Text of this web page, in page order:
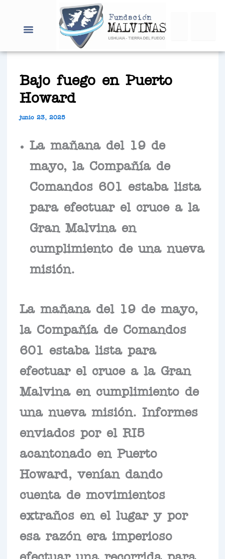
contenido
Bajo fuego en Puerto
Howard
junio 23, 2025
La mañana del 19 de
mayo, la Compañía de
Comandos 601 estaba lista
para efectuar el cruce a la
Gran Malvina en
cumplimiento de una nueva
misión.
La mañana del 19 de mayo,
la Compañía de Comandos
601 estaba lista para
efectuar el cruce a la Gran
Malvina en cumplimiento de
una nueva misión. Informes
enviados por el RI5
acantonado en Puerto
Howard, venían dando
cuenta de movimientos
extraños en el lugar y por
esa razón era imperioso
efectuar una recorrida para